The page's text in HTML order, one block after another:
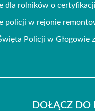
dla rolników o
policji w rejonie
Policji w Głogowie
DOŁĄCZ DO